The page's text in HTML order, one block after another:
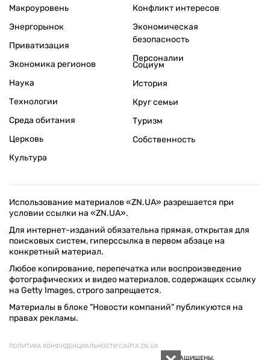
Макроуровень
Энергорынок
Приватизация
Экономика регионов
Конфликт интересов
Экономическая
безопасность
Персоналии
Наука
Технологии
Среда обитания
Церковь
Культура
Социум
История
Круг семьи
Туризм
Собственность
Использование материалов «ZN.UA» разрешается при
условии ссылки на «ZN.UA».
Для интернет-изданий обязательна прямая, открытая для
поисковых систем, гиперссылка в первом абзаце на
конкретный материал.
Любое копирование, перепечатка или воспроизведение
фотографических и видео материалов, содержащих ссылку
на Getty Images, строго запрещается.
Материалы в блоке "Новости компаний" публикуются на
правах рекламы.
ПОЛИТИКА КОНФИДЕНЦИАЛЬНОСТИ САЙТА ZN.UA
© 1994–2026 «ЗЕРКАЛО НЕДЕЛИ. УКРАИНА». ВСЕ ПРАВА ЗАЩИЩЕНЫ.